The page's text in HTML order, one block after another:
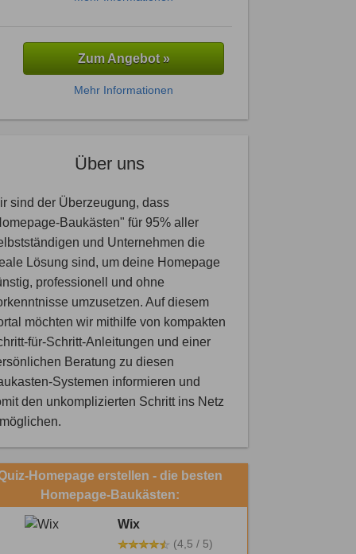
Zum Angebot »
Mehr Informationen
Über uns
sind der Überzeugung, dass
Baukästen" für 95% aller
und Unternehmen die
Lösung sind, um deine Homepage
professionell und ohne
umzusetzen. Auf diesem
möchten wir mithilfe von kompakten
für-Schritt-Anleitungen und einer
Beratung zu diesen
Systemen informieren und
den unkomplizierten Schritt ins Netz
Homepage erstellen - die besten
Homepage-Baukästen:
Wix
(4,5 / 5)